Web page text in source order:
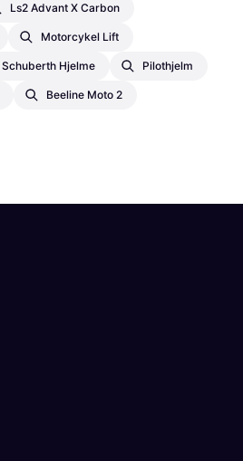
Ls2 Advant X Carbon
Motorcykel Lift
Schuberth Hjelme Pilothjelm
Beeline Moto 2